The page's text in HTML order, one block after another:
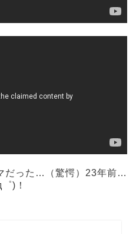
だった…（驚愕）23年前…
)！